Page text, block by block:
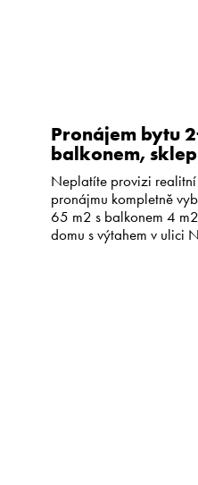
Pronájem bytu
balkonem,
Na Palouku,
Neplatíte provizi
pronájmu kompletně
65 m2 s balkonem 4
domu s výtahem v ulici